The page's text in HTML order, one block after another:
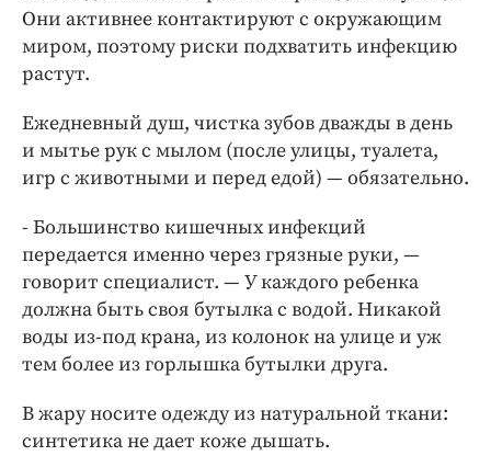
Они активнее контактируют с окружающим
миром, поэтому риски подхватить инфекцию
растут.
Ежедневный душ, чистка зубов дважды в день
и мытье рук с мылом (после улицы, туалета,
игр с животными и перед едой) — обязательно.
- Большинство кишечных инфекций
передается именно через грязные руки, —
говорит специалист. — У каждого ребенка
должна быть своя бутылка с водой. Никакой
воды из-под крана, из колонок на улице и уж
тем более из горлышка бутылки друга.
В жару носите одежду из натуральной ткани:
синтетика не дает коже дышать.